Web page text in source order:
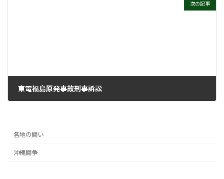
次の記事
東電福島原発事故刑事訴訟
各地の闘い
沖縄闘争